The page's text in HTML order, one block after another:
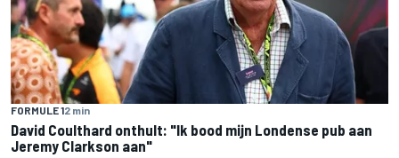
FORMULE 12 min
David Coulthard onthult: "Ik bood mijn Londense pub aan
Jeremy Clarkson aan"